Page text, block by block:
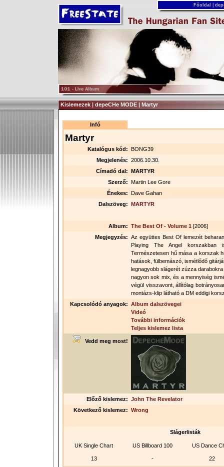
Főoldal
Kislemezek | depeCHe MODE | Martyr
Infó
Martyr
Katalógus kód: BONG39
Megjelenés: 2006.10.30.
Címadó dal: MARTYR
Szerző: Martin Lee Gore
Énekes: Dave Gahan
Dalszöveg: MARTYR
Album: The Best Of - Volume 1 [2006]
Megjegyzés: Az együttes Best Of lemezét
Playing The Angel
Természetesen hű mása a korszak
hatások, fülbemászó, ismétlődő
legnagyobb slágerét zúzza
nagyon sok mix, és a mennyiség
végül visszavont, állítólag
montázs-klip látható a DM eddigi
Kapcsolódó anyagok: Album dalszövegei
Videó
További információk
Teljes kislemez lista
Vedd meg most!
Előző kislemez: John The Revelator
Következő kislemez: Wrong
Slágerlisták
UK Single Chart US Billboard 100 US Dance
13 - 22